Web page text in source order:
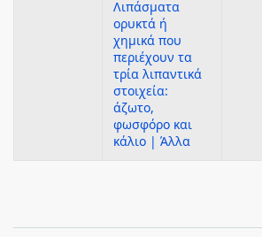
Λιπάσματα
ορυκτά ή
χημικά που
περιέχουν τα
τρία λιπαντικά
στοιχεία:
άζωτο,
φωσφόρο και
κάλιο | Άλλα